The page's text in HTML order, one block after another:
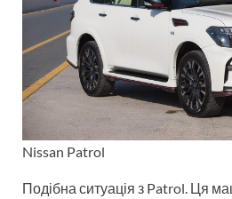
Nissan Patrol
Подібна ситуація з Patrol. Ця